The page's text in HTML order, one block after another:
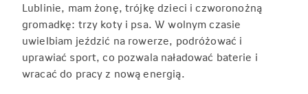
Lublinie, mam żonę, trójkę dzieci i czworonożną
gromadkę: trzy koty i psa. W wolnym czasie
uwielbiam jeździć na rowerze, podróżować i
uprawiać sport, co pozwala naładować baterie i
wracać do pracy z nową energią.